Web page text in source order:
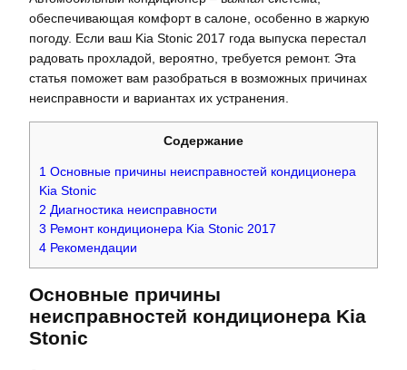
обеспечивающая комфорт в салоне, особенно в жаркую
погоду. Если ваш Kia Stonic 2017 года выпуска перестал
радовать прохладой, вероятно, требуется ремонт. Эта
статья поможет вам разобраться в возможных причинах
неисправности и вариантах их устранения.
Содержание
1 Основные причины неисправностей кондиционера
Kia Stonic
2 Диагностика неисправности
3 Ремонт кондиционера Kia Stonic 2017
4 Рекомендации
Основные причины
неисправностей кондиционера Kia
Stonic